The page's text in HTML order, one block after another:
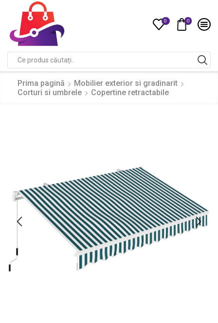
0 0
input
Prima pagină
Mobilier exterior si gradinarit
Corturi si umbrele
Copertine retractabile